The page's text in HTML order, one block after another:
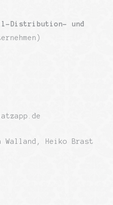
Distribution- und
Walland, Heiko Brast